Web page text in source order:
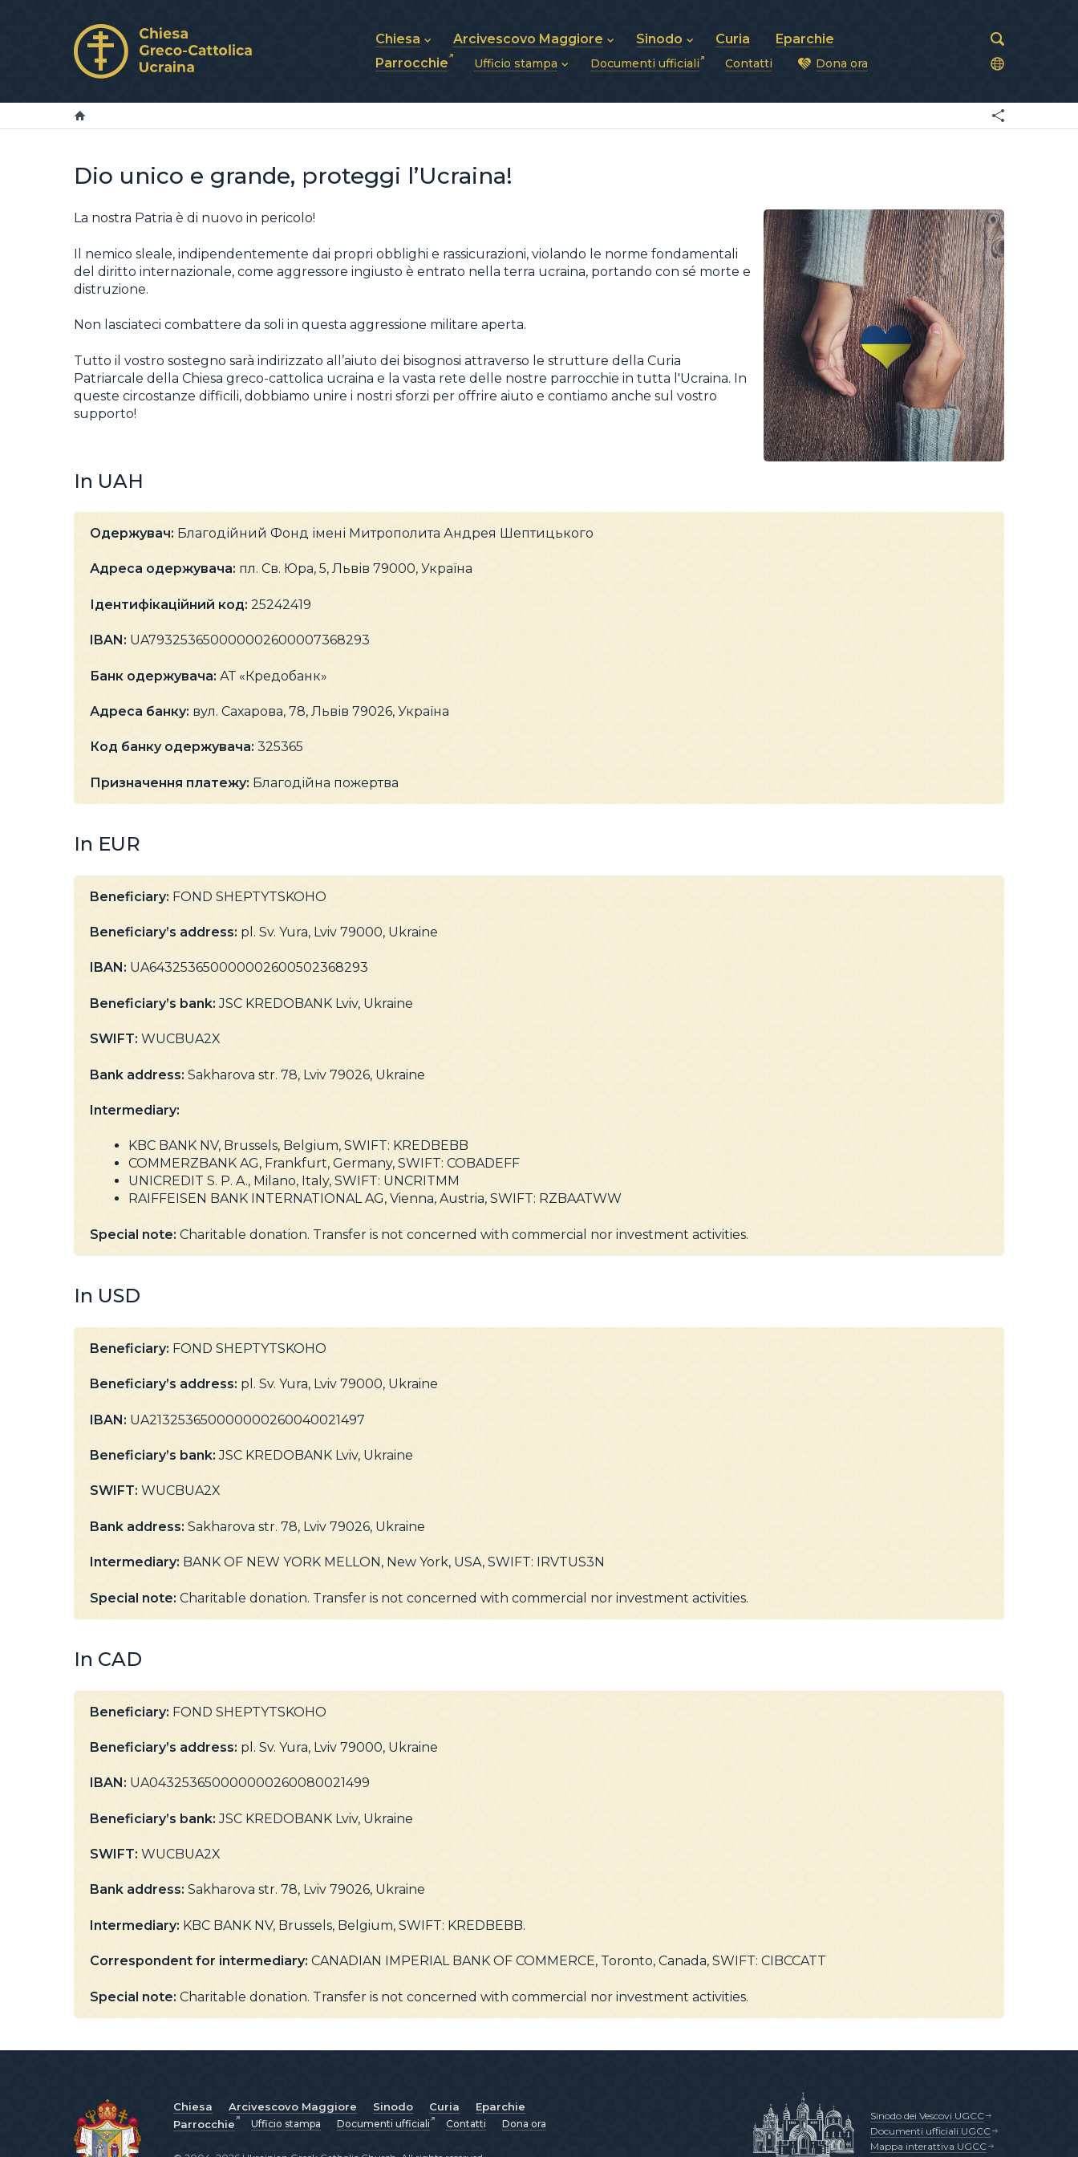
Chiesa
Chi siamo
Struttura della Chiesa
Arcivescovo Maggiore
Sua Beatitudine Sviatoslav
Stemma
Sinodo
Sinodo dei Vescovi
Curia
Eparchie
Parrocchie
Ufficio stampa
Pubblicazioni
Documenti ufficiali Contatti Dona ora
Dio unico e grande, proteggi l’Ucraina!
La nostra Patria è di nuovo in pericolo!
Il nemico sleale, indipendentemente dai propri obblighi e rassicurazioni, violando le norme fondamentali
del diritto internazionale, come aggressore ingiusto è entrato nella terra ucraina, portando con sé morte e
distruzione.
Non lasciateci combattere da soli in questa aggressione militare aperta.
Tutto il vostro sostegno sarà indirizzato all’aiuto dei bisognosi attraverso le strutture della Curia
Patriarcale della Chiesa greco-cattolica ucraina e la vasta rete delle nostre parrocchie in tutta l'Ucraina. In
queste circostanze difficili, dobbiamo unire i nostri sforzi per offrire aiuto e contiamo anche sul vostro
supporto!
In UAH
Одержувач: Благодійний Фонд імені Митрополита Андрея Шептицького
Адреса одержувача: пл. Св. Юра, 5, Львів 79000, Україна
Ідентифікаційний код: 25242419
IBAN: UA793253650000002600007368293
Банк одержувача: АТ «Кредобанк»
Адреса банку: вул. Сахарова, 78, Львів 79026, Україна
Код банку одержувача: 325365
Призначення платежу: Благодійна пожертва
In EUR
Beneficiary: FOND SHEPTYTSKOHO
Beneficiary’s address: pl. Sv. Yura, Lviv 79000, Ukraine
IBAN: UA643253650000002600502368293
Beneficiary’s bank: JSC KREDOBANK Lviv, Ukraine
SWIFT: WUCBUA2X
Bank address: Sakharova str. 78, Lviv 79026, Ukraine
Intermediary:
KBC BANK NV, Brussels, Belgium, SWIFT: KREDBEBB
COMMERZBANK AG, Frankfurt, Germany, SWIFT: COBADEFF
UNICREDIT S. P. A., Milano, Italy, SWIFT: UNCRITMM
RAIFFEISEN BANK INTERNATIONAL AG, Vienna, Austria, SWIFT: RZBAATWW
Special note: Charitable donation. Transfer is not concerned with commercial nor investment activities.
In USD
Beneficiary: FOND SHEPTYTSKOHO
Beneficiary’s address: pl. Sv. Yura, Lviv 79000, Ukraine
IBAN: UA213253650000000260040021497
Beneficiary’s bank: JSC KREDOBANK Lviv, Ukraine
SWIFT: WUCBUA2X
Bank address: Sakharova str. 78, Lviv 79026, Ukraine
Intermediary: BANK OF NEW YORK MELLON, New York, USA, SWIFT: IRVTUS3N
Special note: Charitable donation. Transfer is not concerned with commercial nor investment activities.
In CAD
Beneficiary: FOND SHEPTYTSKOHO
Beneficiary’s address: pl. Sv. Yura, Lviv 79000, Ukraine
IBAN: UA043253650000000260080021499
Beneficiary’s bank: JSC KREDOBANK Lviv, Ukraine
SWIFT: WUCBUA2X
Bank address: Sakharova str. 78, Lviv 79026, Ukraine
Intermediary: KBC BANK NV, Brussels, Belgium, SWIFT: KREDBEBB.
Correspondent for intermediary: CANADIAN IMPERIAL BANK OF COMMERCE, Toronto, Canada, SWIFT: CIBCCATT
Special note: Charitable donation. Transfer is not concerned with commercial nor investment activities.
Chiesa Arcivescovo Maggiore Sinodo Curia
Eparchie
Parrocchie
Ufficio stampa Documenti ufficiali Contatti Dona ora
Sinodo dei Vescovi UGCC
Documenti ufficiali UGCC
Mappa interattiva UGCC